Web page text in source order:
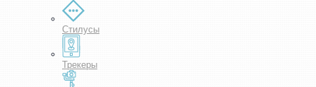
Стилусы
Трекеры